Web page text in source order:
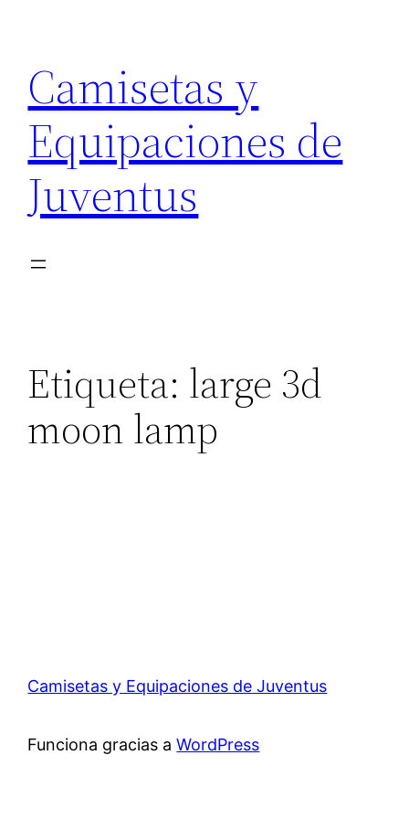
contenido
Camisetas y
Equipaciones de
Juventus
Etiqueta: large 3d
moon lamp
Camisetas y Equipaciones de Juventus
Funciona gracias aWordPress